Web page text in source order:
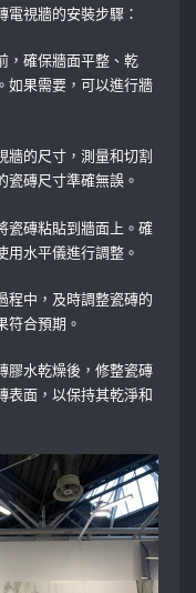
視牆的安裝步驟：
，確保牆面平整、乾
如果需要，可以進行牆
牆的尺寸，測量和切割
瓷磚尺寸準確無誤。
瓷磚粘貼到牆面上。確
用水平儀進行調整。
程中，及時調整瓷磚的
符合預期。
膠水乾燥後，修整瓷磚
表面，以保持其乾淨和